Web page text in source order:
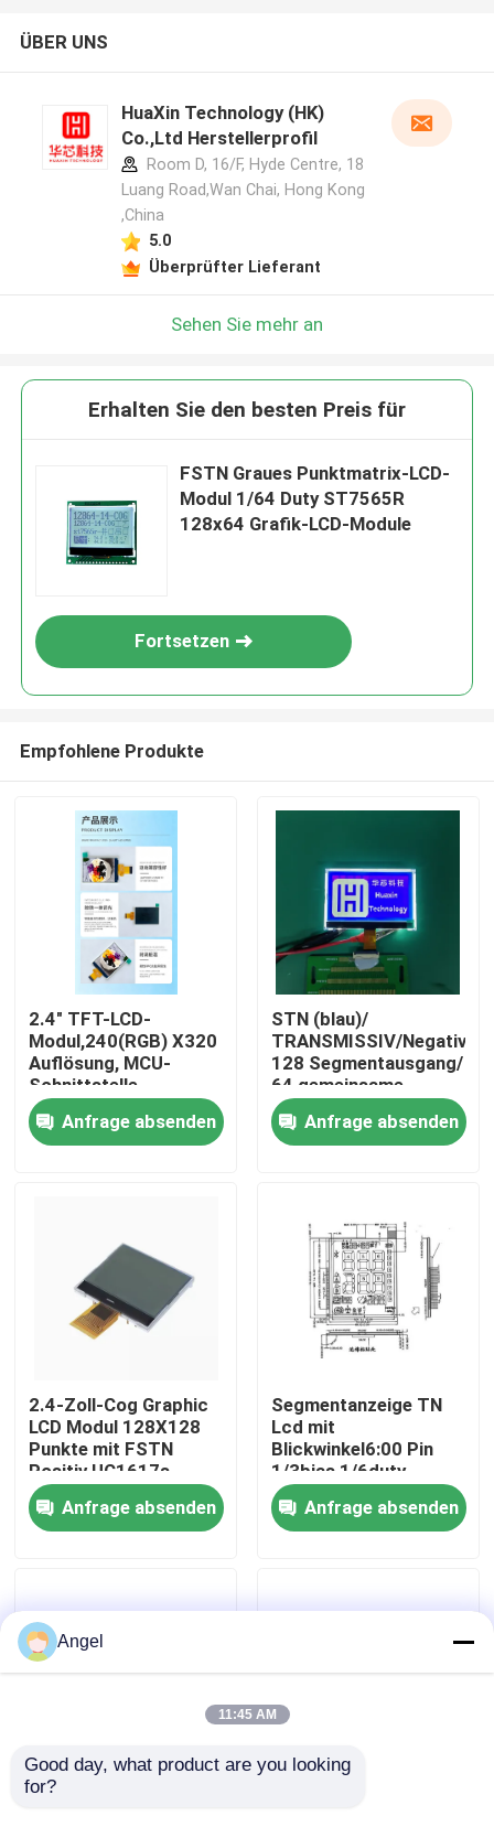
Produkte
Videos
VR-Show
Über uns
Fabrik-Ausflug
Qualitätskontrolle
Treten Sie mit uns in Verbindung
ÜBER UNS
HuaXin Technology (HK)
Co.,Ltd Herstellerprofil
Room D, 16/F, Hyde Centre, 18
Luang Road,Wan Chai, Hong Kong
,China
5.0
Überprüfter Lieferant
Sehen Sie mehr an
Erhalten Sie den besten Preis für
FSTN Graues Punktmatrix-LCD-
Modul 1/64 Duty ST7565R
128x64 Grafik-LCD-Module
Fortsetzen
Empfohlene Produkte
2.4" TFT-LCD-
Modul,240(RGB) X320
Auflösung, MCU-
Schnittstelle,
Steuersystem
ILI9340X,ALLE
Uhr,4LEDS
Anfrage absenden
STN (blau)/
TRANSMISSIV/Negativ,
128 Segmentausgang/
64 gemeinsame
Ausgänge
Anfrage absenden
2.4-Zoll-Cog Graphic
LCD Modul 128X128
Punkte mit FSTN
Positiv UC1617s
Controller Anwendbar
für Meter und
elektrische
Anfrage absenden
Segmentanzeige TN
Lcd mit
Blickwinkel6:00 Pin
1/3bias 1/6duty
Anfrage absenden
Kundenspezifisches
Angel
11:45 AM
Good day, what product are you looking
for?